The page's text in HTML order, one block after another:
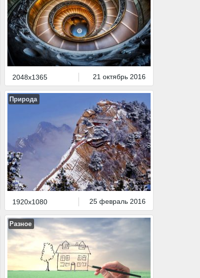
2048x1365 21 октябрь 2016
Природа
1920x1080 25 февраль 2016
Разное